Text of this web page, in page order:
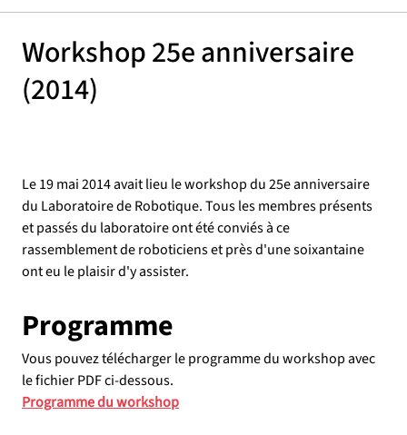
Workshop 25e anniversaire
(2014)
Le 19 mai 2014 avait lieu le workshop du 25e anniversaire
du Laboratoire de Robotique. Tous les membres présents
et passés du laboratoire ont été conviés à ce
rassemblement de roboticiens et près d'une soixantaine
ont eu le plaisir d'y assister.
Programme
Vous pouvez télécharger le programme du workshop avec
le fichier PDF ci-dessous.
Programme du workshop